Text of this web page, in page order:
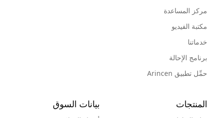
مركز المساعدة
مكتبة الفيديو
خدماتنا
برنامج الإحالة
حمِّل تطبيق Arincen
المنتجات بيانات السوق